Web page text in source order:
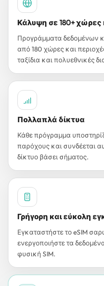
Κάλυψη σε 180+ χώρες
Προγράμματα δεδομένων
από 180 χώρες και
ταξίδια και πολυεθνικές
Πολλαπλά δίκτυα
Κάθε πρόγραμμα
παρόχους και συνδέεται
δίκτυο βάσει σήματος.
Γρήγορη και εύκολη
Εγκαταστήστε το eSIM
ενεργοποιήστε τα
φυσική SIM.